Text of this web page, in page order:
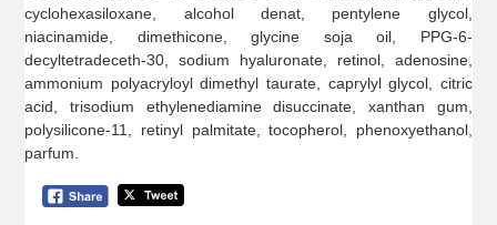
cyclohexasiloxane, alcohol denat, pentylene glycol,
niacinamide, dimethicone, glycine soja oil, PPG-6-
decyltetradeceth-30, sodium hyaluronate, retinol, adenosine,
ammonium polyacryloyl dimethyl taurate, caprylyl glycol, citric
acid, trisodium ethylenediamine disuccinate, xanthan gum,
polysilicone-11, retinyl palmitate, tocopherol, phenoxyethanol,
parfum.